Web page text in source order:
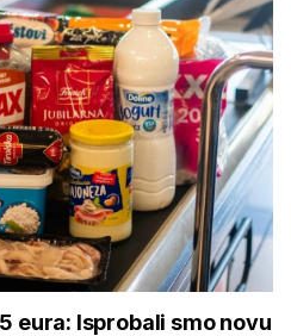
eura: Isprobali smo novu